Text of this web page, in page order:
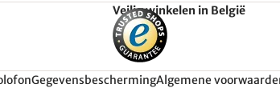
Veilig winkelen in België
GegevensbeschermingAlgemene